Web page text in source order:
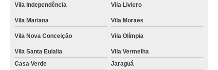
Vila Independência Vila Liviero
Vila Mariana Vila Moraes
Vila Nova Conceição Vila Olímpia
Vila Santa Eulalia
Vila Vermelha
Casa Verde
Jaraguá